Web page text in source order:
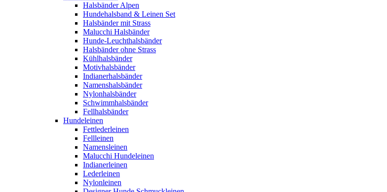
Halsbänder Alpen
Hundehalsband & Leinen Set
Halsbänder mit Strass
Malucchi Halsbänder
Hunde-Leuchthalsbänder
Halsbänder ohne Strass
Kühlhalsbänder
Motivhalsbänder
Indianerhalsbänder
Namenshalsbänder
Nylonhalsbänder
Schwimmhalsbänder
Fellhalsbänder
Hundeleinen
Fettlederleinen
Fellleinen
Namensleinen
Malucchi Hundeleinen
Indianerleinen
Lederleinen
Nylonleinen